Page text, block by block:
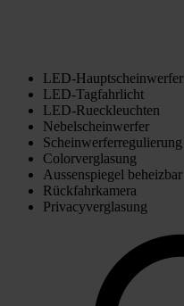
LED-Hauptscheinwerfer
LED-Tagfahrlicht
LED-Rueckleuchten
Nebelscheinwerfer
Scheinwerferregulierung
Colorverglasung
Aussenspiegel beheizbar
Rückfahrkamera
Privacyverglasung